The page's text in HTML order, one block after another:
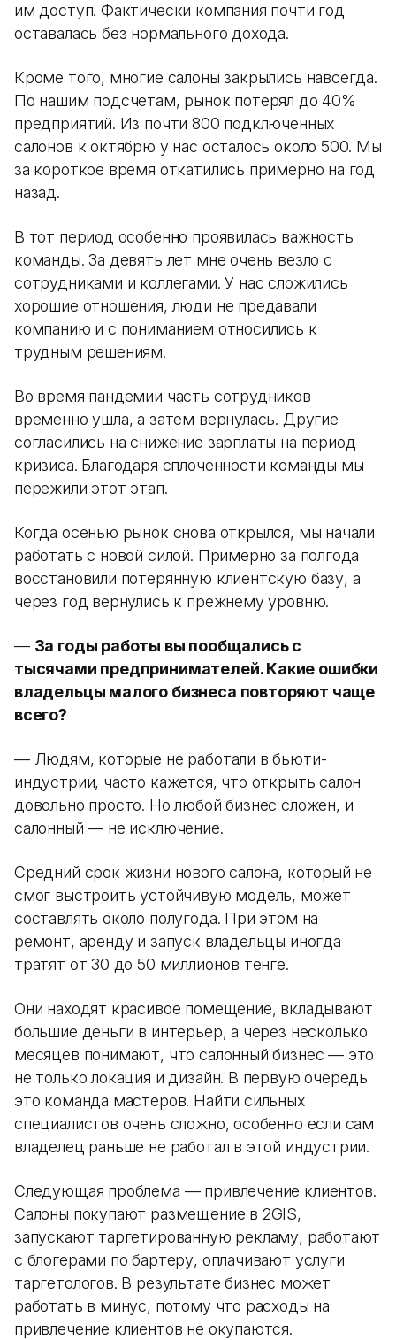
им доступ. Фактически компания почти год
оставалась без нормального дохода.
Кроме того, многие салоны закрылись навсегда.
По нашим подсчетам, рынок потерял до 40%
предприятий. Из почти 800 подключенных
салонов к октябрю у нас осталось около 500. Мы
за короткое время откатились примерно на год
назад.
В тот период особенно проявилась важность
команды. За девять лет мне очень везло с
сотрудниками и коллегами. У нас сложились
хорошие отношения, люди не предавали
компанию и с пониманием относились к
трудным решениям.
Во время пандемии часть сотрудников
временно ушла, а затем вернулась. Другие
согласились на снижение зарплаты на период
кризиса. Благодаря сплоченности команды мы
пережили этот этап.
Когда осенью рынок снова открылся, мы начали
работать с новой силой. Примерно за полгода
восстановили потерянную клиентскую базу, а
через год вернулись к прежнему уровню.
— За годы работы вы пообщались с
тысячами предпринимателей. Какие ошибки
владельцы малого бизнеса повторяют чаще
всего?
— Людям, которые не работали в бьюти-
индустрии, часто кажется, что открыть салон
довольно просто. Но любой бизнес сложен, и
салонный — не исключение.
Средний срок жизни нового салона, который не
смог выстроить устойчивую модель, может
составлять около полугода. При этом на
ремонт, аренду и запуск владельцы иногда
тратят от 30 до 50 миллионов тенге.
Они находят красивое помещение, вкладывают
большие деньги в интерьер, а через несколько
месяцев понимают, что салонный бизнес — это
не только локация и дизайн. В первую очередь
это команда мастеров. Найти сильных
специалистов очень сложно, особенно если сам
владелец раньше не работал в этой индустрии.
Следующая проблема — привлечение клиентов.
Салоны покупают размещение в 2GIS,
запускают таргетированную рекламу, работают
с блогерами по бартеру, оплачивают услуги
таргетологов. В результате бизнес может
работать в минус, потому что расходы на
привлечение клиентов не окупаются.